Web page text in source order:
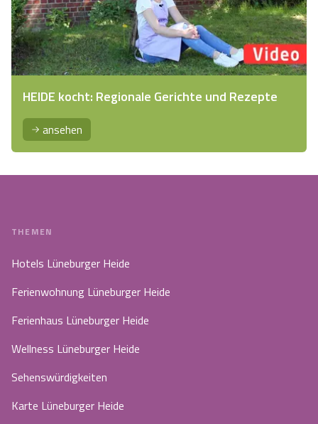
HEIDE kocht: Regionale Gerichte und Rezepte
ansehen
THEMEN
Hotels Lüneburger Heide
Ferienwohnung Lüneburger Heide
Ferienhaus Lüneburger Heide
Wellness Lüneburger Heide
Sehenswürdigkeiten
Karte Lüneburger Heide